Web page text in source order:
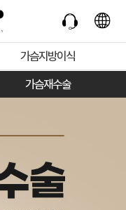
가슴지방이식
가슴재수술